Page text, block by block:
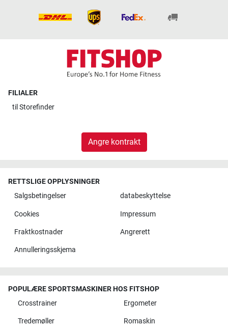
FILIALER
til Storefinder
Angre kontrakt
RETTSLIGE OPPLYSNINGER
Salgsbetingelser
databeskyttelse
Cookies Impressum
Fraktkostnader Angrerett
Annulleringsskjema
POPULÆRE SPORTSMASKINER HOS FITSHOP
Crosstrainer
Ergometer
Tredemøller Romaskin